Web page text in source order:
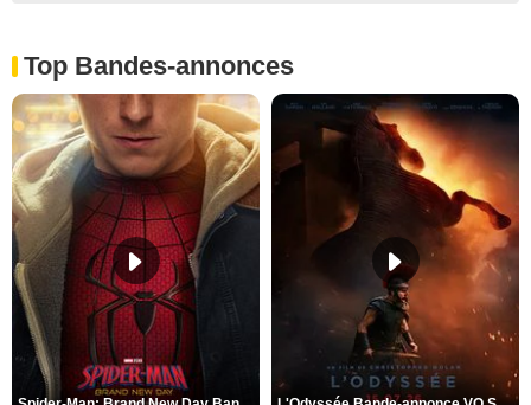
Top Bandes-annonces